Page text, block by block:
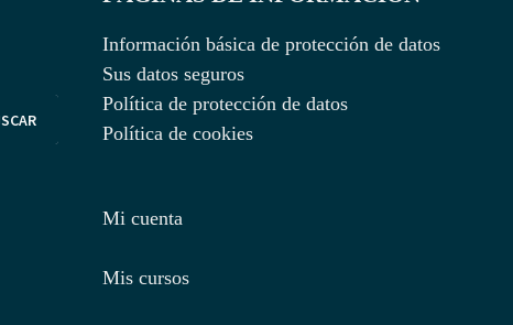
Información básica de protección de datos
Sus datos seguros
Política de protección de datos
Política de cookies
Mi cuenta
Mis cursos